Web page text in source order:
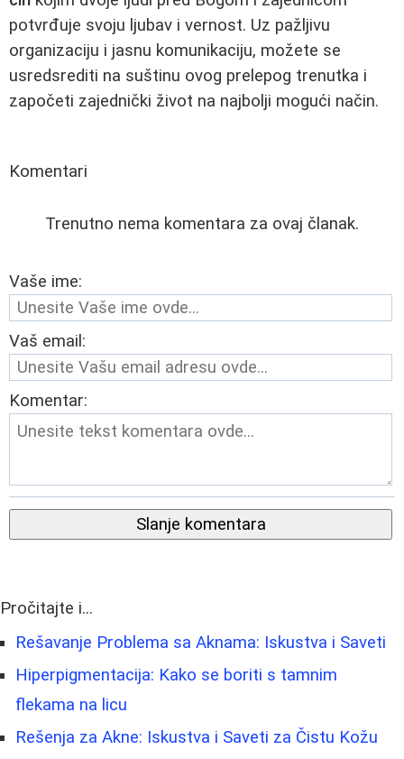
potvrđuje svoju ljubav i vernost. Uz pažljivu
organizaciju i jasnu komunikaciju, možete se
usredsrediti na suštinu ovog prelepog trenutka i
započeti zajednički život na najbolji mogući način.
Komentari
Trenutno nema komentara za ovaj članak.
Vaše ime:
Vaš email:
Komentar:
Slanje komentara
Pročitajte i...
Rešavanje Problema sa Aknama: Iskustva i Saveti
Hiperpigmentacija: Kako se boriti s tamnim
flekama na licu
Rešenja za Akne: Iskustva i Saveti za Čistu Kožu